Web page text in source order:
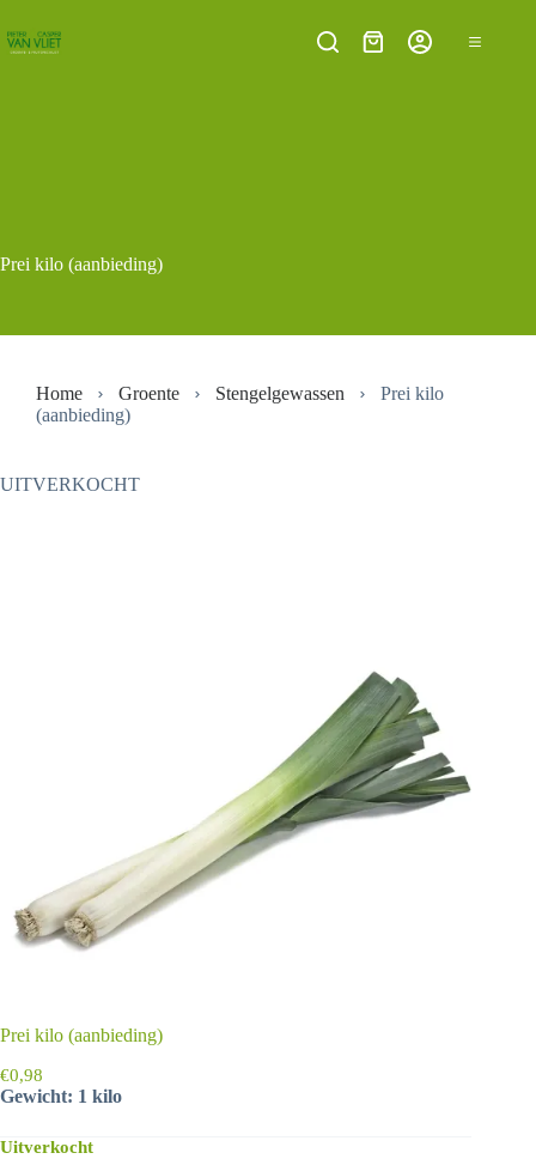
naar
de
Winkelwagen
Prei kilo (aanbieding)
Home Groente Stengelgewassen
Prei kilo
(aanbieding)
UITVERKOCHT
Prei kilo (aanbieding)
€0,98
Gewicht: 1 kilo
Uitverkocht